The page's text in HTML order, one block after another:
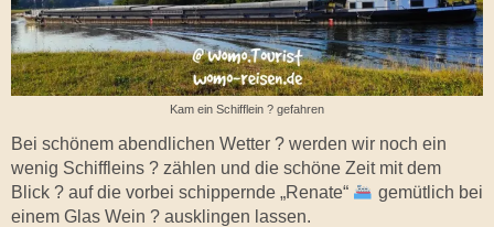
Kam ein Schifflein ? gefahren
Bei schönem abendlichen Wetter ? werden wir noch ein
wenig Schiffleins ? zählen und die schöne Zeit mit dem
Blick ? auf die vorbei schippernde „Renate“
gemütlich bei
einem Glas Wein ? ausklingen lassen.